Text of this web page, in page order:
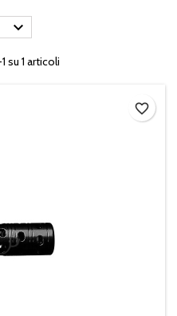

su 1 articoli
favorite_border